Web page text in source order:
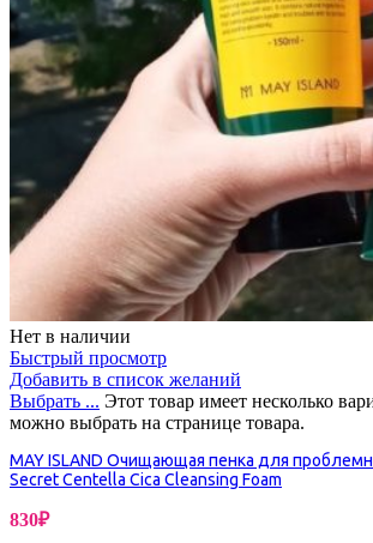
Нет в наличии
Быстрый просмотр
Добавить в список желаний
Выбрать ... Этот товар имеет несколько
можно выбрать на странице товара.
MAY ISLAND Очищающая пенка для
Secret Centella Cica Cleansing Foam
830₽